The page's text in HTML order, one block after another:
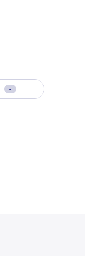
-